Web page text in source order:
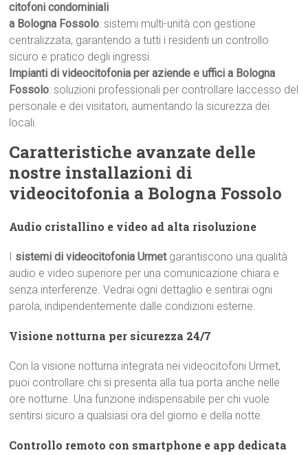
citofoni condominiali
a Bologna Fossolo: sistemi multi-unità con gestione
centralizzata, garantendo a tutti i residenti un controllo
sicuro e pratico degli ingressi.
Impianti di videocitofonia per aziende e uffici a Bologna
Fossolo: soluzioni professionali per controllare laccesso del
personale e dei visitatori, aumentando la sicurezza dei
locali.
Caratteristiche avanzate delle
nostre installazioni di
videocitofonia a Bologna Fossolo
Audio cristallino e video ad alta risoluzione
I sistemi di videocitofonia Urmetgarantiscono una qualità
audio e video superiore per una comunicazione chiara e
senza interferenze. Vedrai ogni dettaglio e sentirai ogni
parola, indipendentemente dalle condizioni esterne.
Visione notturna per sicurezza 24/7
Con la visione notturna integrata nei videocitofoni Urmet,
puoi controllare chi si presenta alla tua porta anche nelle
ore notturne. Una funzione indispensabile per chi vuole
sentirsi sicuro a qualsiasi ora del giorno e della notte.
Controllo remoto con smartphone e app dedicata